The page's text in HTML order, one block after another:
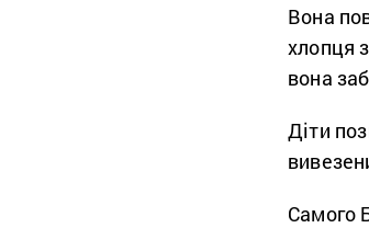
Вона
хлопця
вона
Діти
Самого